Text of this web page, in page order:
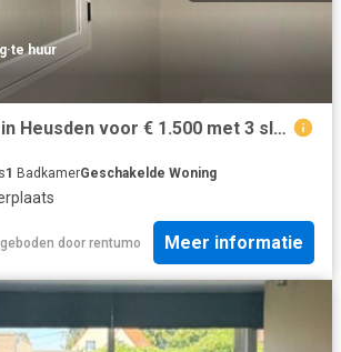
·te huur
Woning te huur in Heusden voor € 1.500 met 3 slaapkamers
1 BadkamerGeschakelde Woning
door rentumo Meer informatie